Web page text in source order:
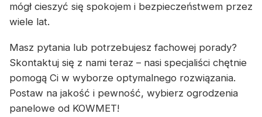
mógł cieszyć się spokojem i bezpieczeństwem przez
wiele lat.
Masz pytania lub potrzebujesz fachowej porady?
Skontaktuj się z nami teraz – nasi specjaliści chętnie
pomogą Ci w wyborze optymalnego rozwiązania.
Postaw na jakość i pewność, wybierz ogrodzenia
panelowe od KOWMET!